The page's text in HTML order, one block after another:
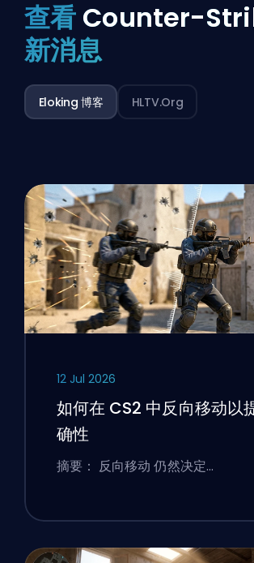
查看 Counter-
新消息
Eloking 博客 HLTV.org
12 Jul 2026
如何在 CS2 中反向移动以
确性
摘要： 反向移动 仍然决定…